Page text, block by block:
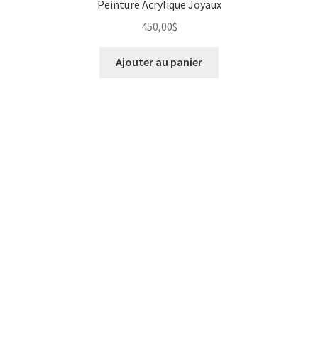
Peinture Acrylique Joyaux
450,00$
Ajouter au panier